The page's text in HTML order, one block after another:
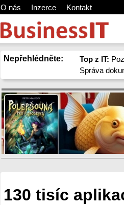
O nás Inzerce Kontakt
Nepřehlédněte: Top z IT:
Správa
130 tisíc